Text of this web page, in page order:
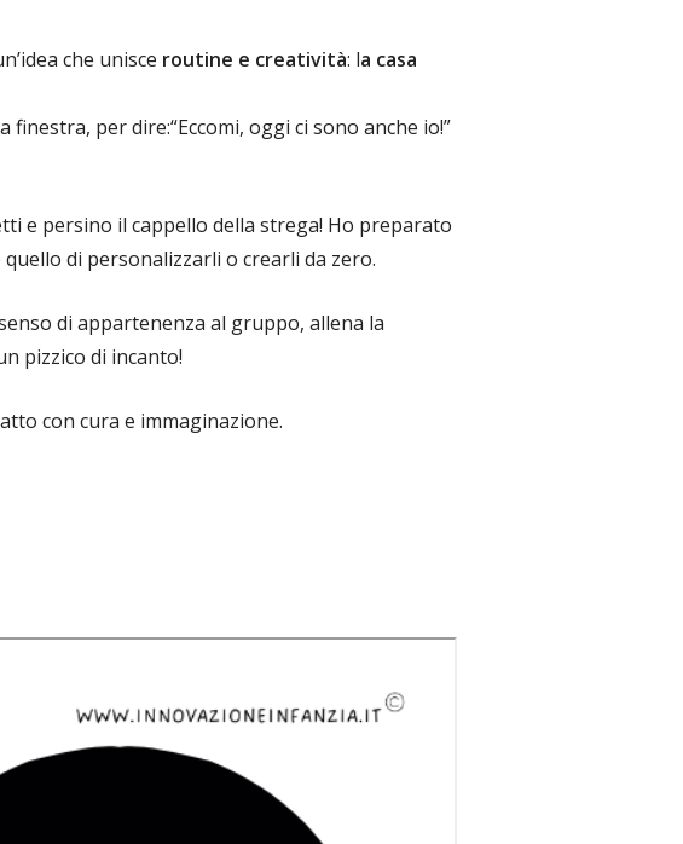
che unisce routine e creatività: la casa
finestra, per dire:“Eccomi, oggi ci sono anche io!”
e persino il cappello della strega! Ho preparato
di personalizzarli o crearli da zero.
di appartenenza al gruppo, allena la
pizzico di incanto!
con cura e immaginazione.